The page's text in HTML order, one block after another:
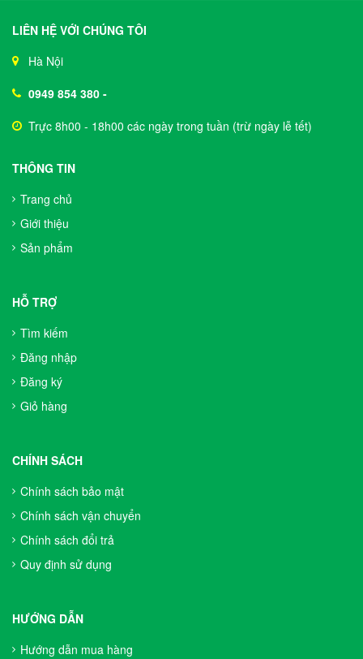
LIÊN HỆ VỚI CHÚNG TÔI
Hà Nội
0949 854 380 -
Trực 8h00 - 18h00 các ngày trong tuần (trừ ngày lễ tết)
THÔNG TIN
Trang chủ
Giới thiệu
Sản phẩm
HỖ TRỢ
Tìm kiếm
Đăng nhập
Đăng ký
Giỏ hàng
CHÍNH SÁCH
Chính sách bảo mật
Chính sách vận chuyển
Chính sách đổi trả
Quy định sử dụng
HƯỚNG DẪN
Hướng dẫn mua hàng